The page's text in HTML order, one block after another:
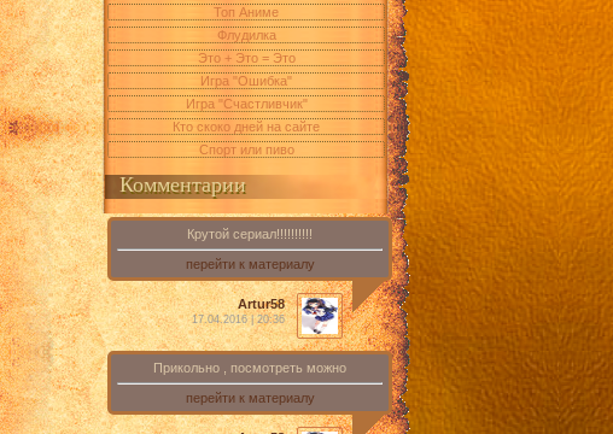
Топ Аниме
Флудилка
Это + Это = Это
Игра "Ошибка"
Игра "Счастливчик"
Кто скоко дней на сайте
Спорт или пиво
Комментарии
Крутой сериал!!!!!!!!!!
перейти к материалу
Artur58
17.04.2016 | 20:36
Прикольно , посмотреть можно
перейти к материалу